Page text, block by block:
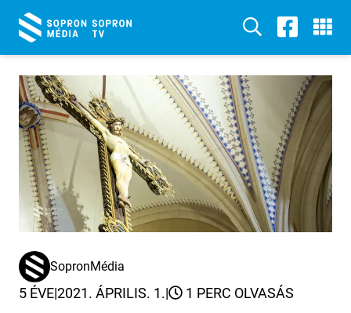
SopronMédia
5 ÉVE|2021. ÁPRILIS. 1.| 1 PERC OLVASÁS